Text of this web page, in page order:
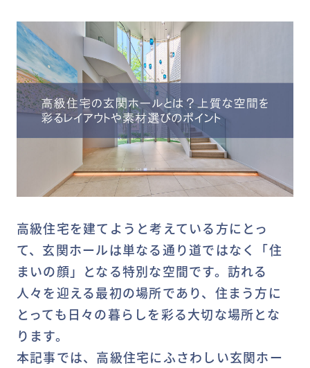
高級住宅を建てようと考えている方にとっ
て、玄関ホールは単なる通り道ではなく「住
まいの顔」となる特別な空間です。訪れる
人々を迎える最初の場所であり、住まう方に
とっても日々の暮らしを彩る大切な場所とな
ります。
本記事では、高級住宅にふさわしい玄関ホー